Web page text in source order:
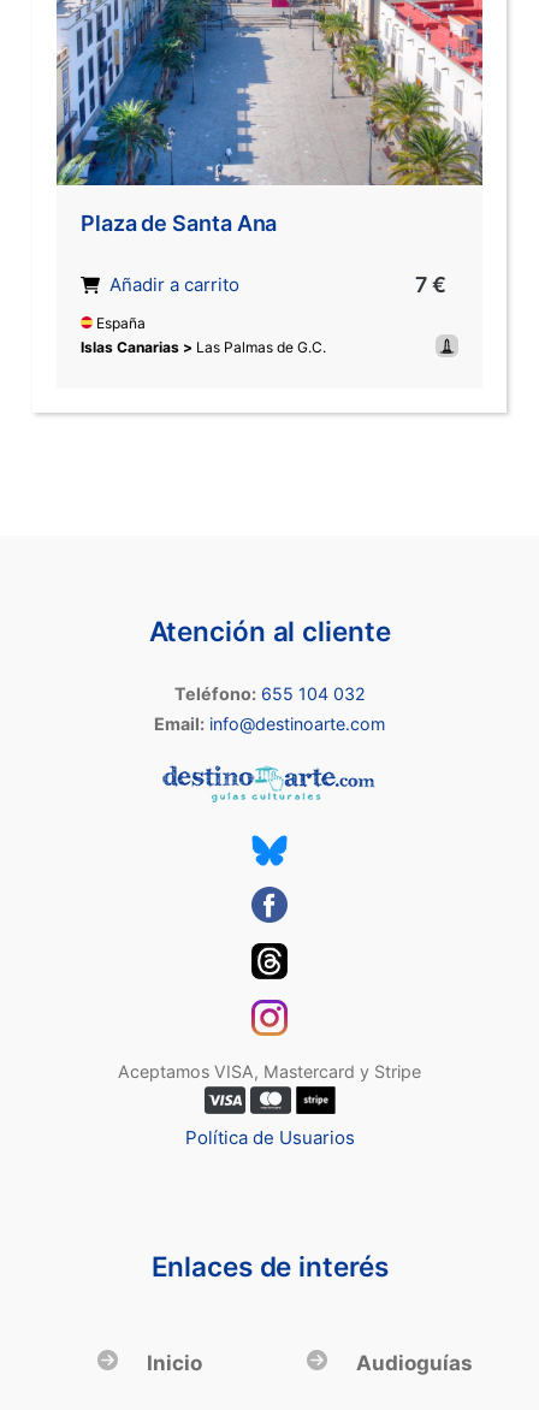
Plaza de Santa Ana
Añadir a carrito 7 €
España
Islas Canarias > Las Palmas de G.C.
Atención al cliente
Teléfono: 655 104 032
Email: info@destinoarte.com
Aceptamos VISA, Mastercard y Stripe
Política de Usuarios
Enlaces de interés
Inicio Audioguías